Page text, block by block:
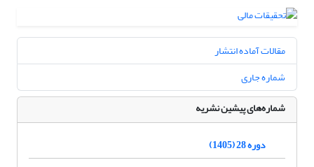
مقالات آماده انتشار
شماره جاری
شماره‌های پیشین نشریه
دوره 28 (1405)